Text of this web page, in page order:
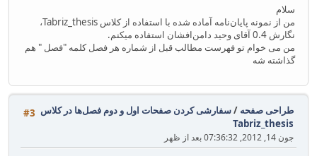
سلام
من از نمونه پایان‌نامه آماده شده با استفاده از کلاس Tabriz_thesis،
نگارش 0.4 آقای وحید دامن‌افشان استفاده میکنم.
من می خوام تو فهرست مطالب قبل از شماره هر فصل کلمه "فصل " هم
گذاشته شه
#3 طراحی صفحه /سفارشی کردن صفحات اول و دوم فصل‌ها در کلاس
Tabriz_thesis
جون 14, 2012, 07:36:32 بعد از ظهر